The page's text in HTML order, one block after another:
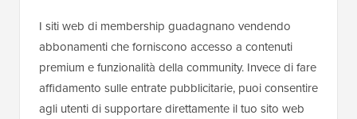
I siti web di membership guadagnano vendendo
abbonamenti che forniscono accesso a contenuti
premium e funzionalità della community. Invece di fare
affidamento sulle entrate pubblicitarie, puoi consentire
agli utenti di supportare direttamente il tuo sito web